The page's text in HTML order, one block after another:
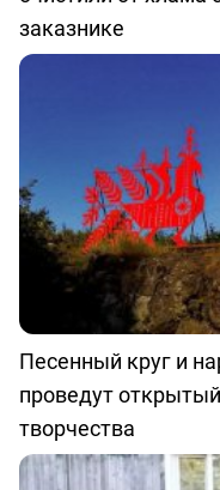
заказнике
Песенный круг и
проведут
творчества